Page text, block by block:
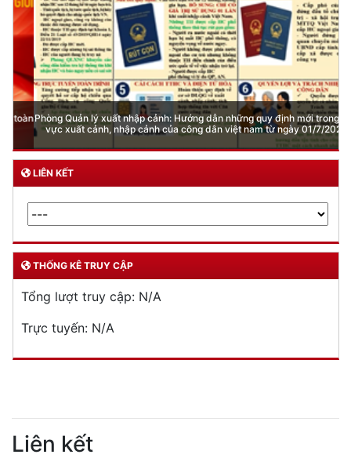
Phòng Quản lý xuất nhập cảnh: Hướng dẫn những quy định mới trong lĩnh
vực xuất cảnh, nhập cảnh của công dân việt nam từ ngày 01/7/2026
LIÊN KẾT
THỐNG KÊ TRUY CẬP
Tổng lượt truy cập: N/A
Trực tuyến: N/A
Liên kết